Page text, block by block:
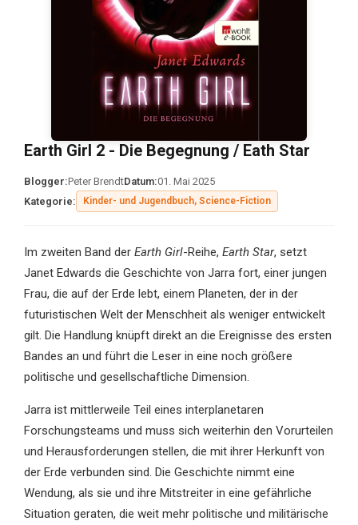
Earth Girl 2 - Die Begegnung / Eath Star
Blogger:Peter BrendtDatum:01. Mai 2025
Kategorie:
Kinder- und Jugendbuch, Science-Fiction
Im zweiten Band der Earth Girl-Reihe, Earth Star, setzt
Janet Edwards die Geschichte von Jarra fort, einer jungen
Frau, die auf der Erde lebt, einem Planeten, der in der
futuristischen Welt der Menschheit als weniger entwickelt
gilt. Die Handlung knüpft direkt an die Ereignisse des ersten
Bandes an und führt die Leser in eine noch größere
politische und gesellschaftliche Dimension.
Jarra ist mittlerweile Teil eines interplanetaren
Forschungsteams und muss sich weiterhin den Vorurteilen
und Herausforderungen stellen, die mit ihrer Herkunft von
der Erde verbunden sind. Die Geschichte nimmt eine
Wendung, als sie und ihre Mitstreiter in eine gefährliche
Situation geraten, die weit mehr politische und militärische